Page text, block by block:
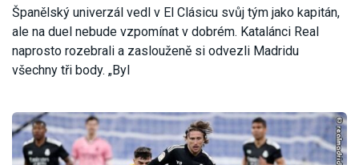
Španělský univerzál vedl v El Clásicu svůj tým jako kapitán,
ale na duel nebude vzpomínat v dobrém. Katalánci Real
naprosto rozebrali a zaslouženě si odvezli Madridu
všechny tři body. „Byl